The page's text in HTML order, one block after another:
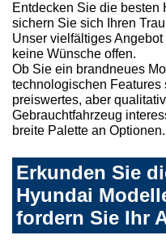
Entdecken Sie die besten
sichern Sie sich Ihren
Unser vielfältiges
keine Wünsche offen.
Ob Sie ein brandneues
technologischen Features
preiswertes, aber
Gebrauchtfahrzeug
breite Palette an Optionen.
Erkunden Sie
Hyundai
fordern Sie Ihr